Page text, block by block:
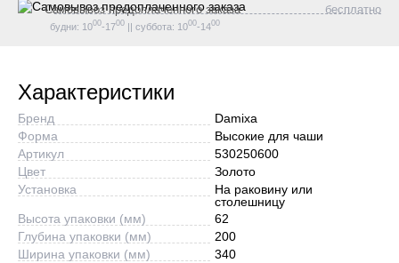
Самовывоз предоплаченного заказа
будни: 1000-1700 || суббота: 1000-1400
бесплатно
Характеристики
Бренд
Damixa
Форма
Высокие для чаши
Артикул
530250600
Цвет
Золото
Установка
На раковину или
столешницу
Высота упаковки (мм)
62
Глубина упаковки (мм)
200
Ширина упаковки (мм)
340